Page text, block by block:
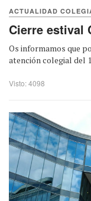
ACTUALIDAD
Cierre estival
Os informamos que
atención colegial del
Visto: 4098